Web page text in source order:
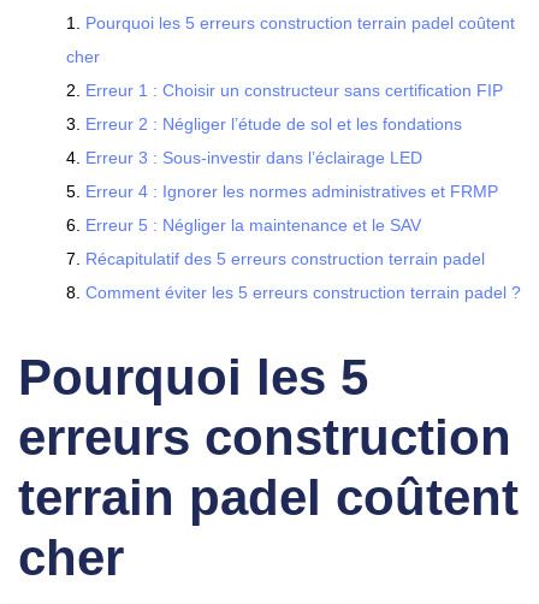
Pourquoi les 5 erreurs construction terrain padel coûtent
cher
Erreur 1 : Choisir un constructeur sans certification FIP
Erreur 2 : Négliger l’étude de sol et les fondations
Erreur 3 : Sous-investir dans l’éclairage LED
Erreur 4 : Ignorer les normes administratives et FRMP
Erreur 5 : Négliger la maintenance et le SAV
Récapitulatif des 5 erreurs construction terrain padel
Comment éviter les 5 erreurs construction terrain padel ?
Pourquoi les 5
erreurs construction
terrain padel coûtent
cher